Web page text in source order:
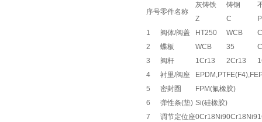
序号零件名称
灰铸铁 铸钢
Z
C
P
1
阀体/阀盖 HT250 WCB
2
蝶板 WCB 35
3
阀杆 1Cr13 2Cr13
4
衬里/阀座
5
密封圈
FPM(氟橡胶)
6
弹性条(垫) Si(硅橡胶)
7
调节定位座0Cr18Ni90Cr18Ni9